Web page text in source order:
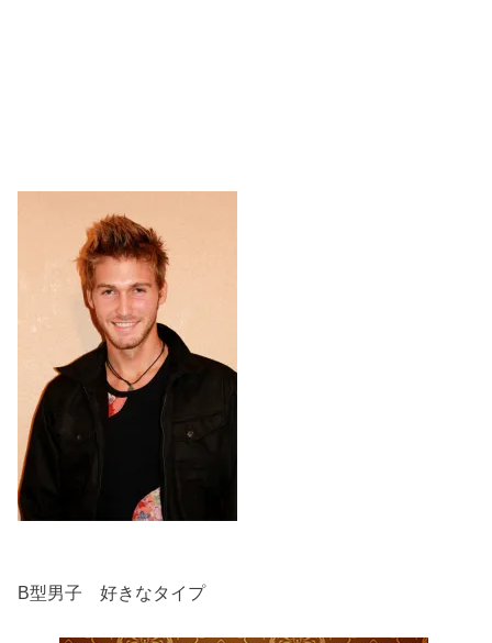
B型男子 好きなタイプ